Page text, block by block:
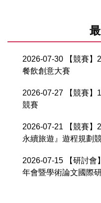
2026-07-30
【競賽
餐飲創意大賽
2026-07-27
【競賽
競賽
2026-07-21
【競賽
永續旅遊』遊程規劃
2026-07-15
【研討
年會暨學術論文國際